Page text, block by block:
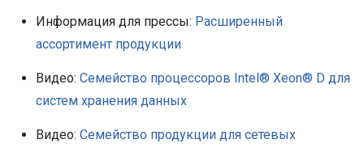
Информация для прессы: Расширенный
ассортимент продукции
Видео: Семейство процессоров Intel® Xeon® D для
систем хранения данных
Видео: Семейство продукции для сетевых